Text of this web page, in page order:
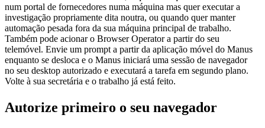
num portal de fornecedores numa máquina mas quer executar a
investigação propriamente dita noutra, ou quando quer manter
automação pesada fora da sua máquina principal de trabalho.
Também pode acionar o Browser Operator a partir do seu
telemóvel. Envie um prompt a partir da aplicação móvel do Manus
enquanto se desloca e o Manus iniciará uma sessão de navegador
no seu desktop autorizado e executará a tarefa em segundo plano.
Volte à sua secretária e o trabalho já está feito.
Autorize primeiro o seu navegador